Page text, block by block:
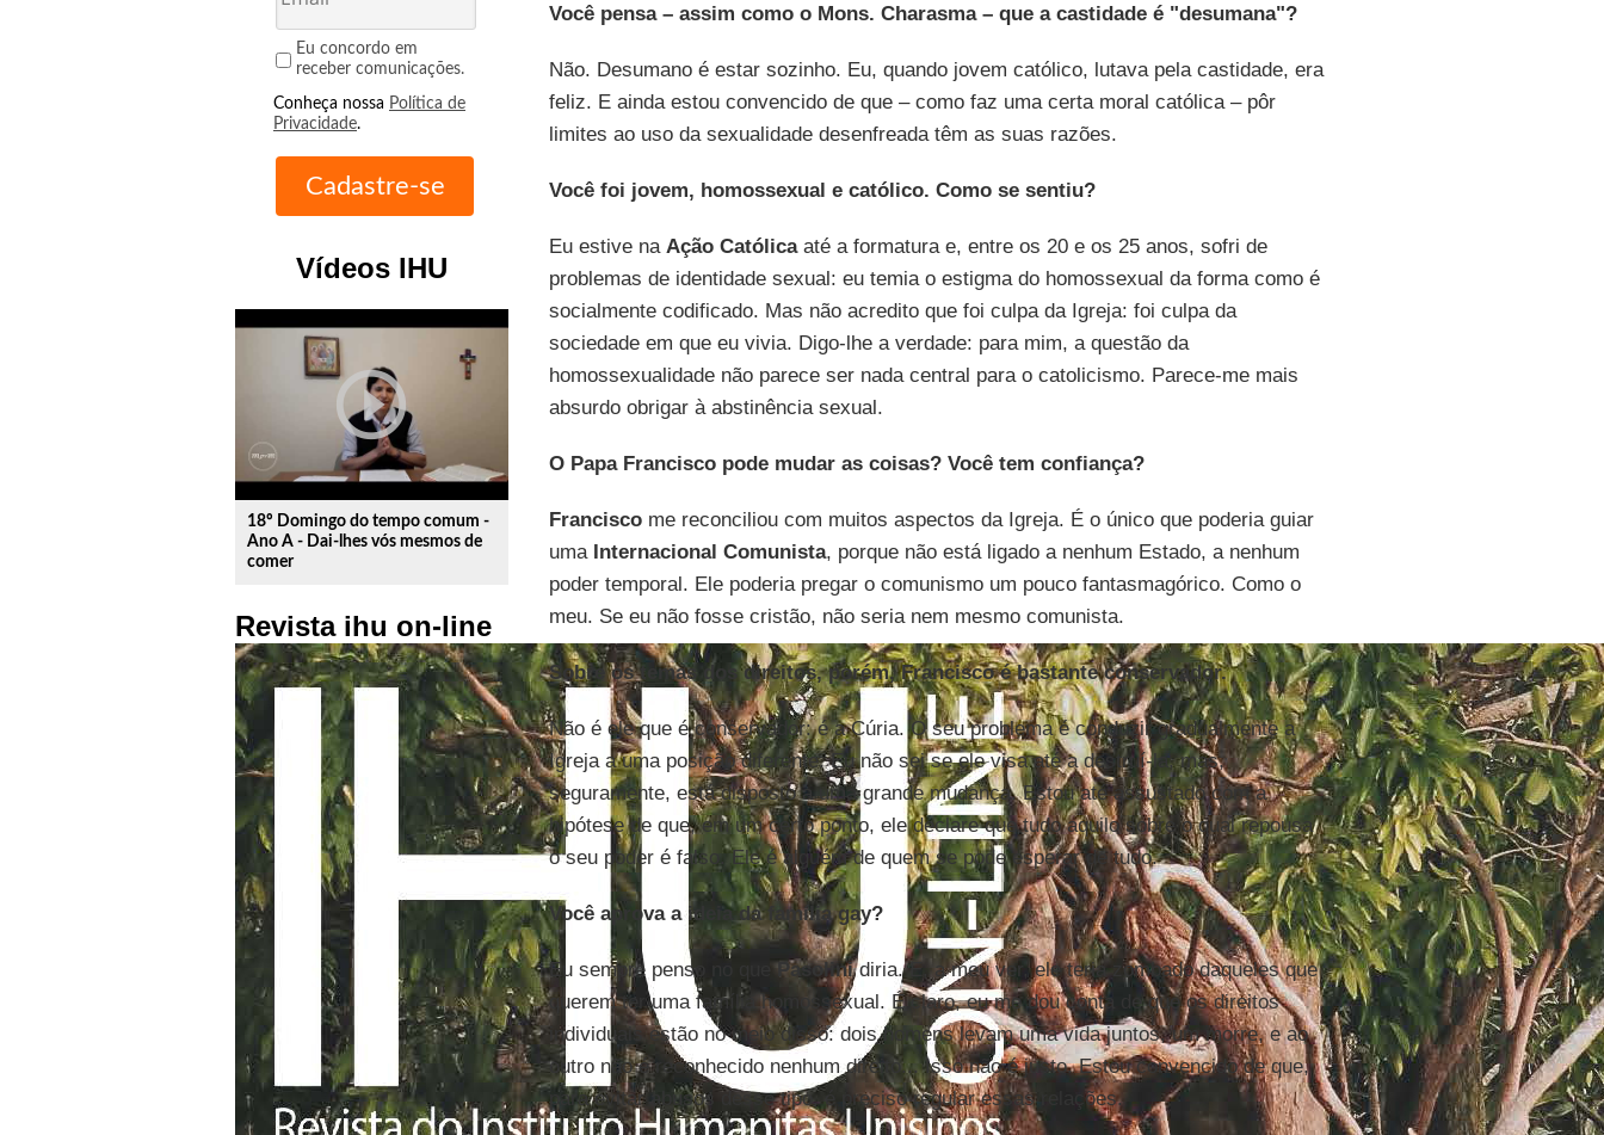
Eu concordo em
receber comunicações.
Conheça nossa Política de
Privacidade.
Vídeos IHU
play_circle_outline
18º Domingo do tempo comum -
Ano A - Dai-lhes vós mesmos de
comer
Revista ihu on-line
Você pensa – assim como o Mons. Charasma – que a castidade é "desumana"?
Não. Desumano é estar sozinho. Eu, quando jovem católico, lutava pela castidade, era
feliz. E ainda estou convencido de que – como faz uma certa moral católica – pôr
limites ao uso da sexualidade desenfreada têm as suas razões.
Você foi jovem, homossexual e católico. Como se sentiu?
Eu estive na Ação Católicaaté a formatura e, entre os 20 e os 25 anos, sofri de
problemas de identidade sexual: eu temia o estigma do homossexual da forma como é
socialmente codificado. Mas não acredito que foi culpa da Igreja: foi culpa da
sociedade em que eu vivia. Digo-lhe a verdade: para mim, a questão da
homossexualidade não parece ser nada central para o catolicismo. Parece-me mais
absurdo obrigar à abstinência sexual.
O Papa Francisco pode mudar as coisas? Você tem confiança?
Franciscome reconciliou com muitos aspectos da Igreja. É o único que poderia guiar
uma Internacional Comunista, porque não está ligado a nenhum Estado, a nenhum
poder temporal. Ele poderia pregar o comunismo um pouco fantasmagórico. Como o
meu. Se eu não fosse cristão, não seria nem mesmo comunista.
Sobre os temas dos direitos, porém, Francisco é bastante conservador.
Não é ele que é conservador: é a Cúria. O seu problema é conduzir gradualmente a
Igreja a uma posição diferente. Eu não sei se ele visa até a destruí-la, mas,
seguramente, está disposto a uma grande mudança. Estou até assustado com a
hipótese de que, em um certo ponto, ele declare que tudo aquilo sobre o qual repousa
o seu poder é falso. Ele é alguém de quem se pode esperar de tudo.
Você aprova a ideia da família gay?
Eu sempre penso no quePasolinidiria. E, a meu ver, ele teria zombado daqueles que
querem ter uma família homossexual. É claro, eu me dou conta de que os direitos
individuais estão no meio disso: dois homens levam uma vida juntos, um morre, e ao
outro não é reconhecido nenhum direito... Isso não é justo. Estou convencido de que,
para evitar abusos desse tipo, é preciso regular essas relações.